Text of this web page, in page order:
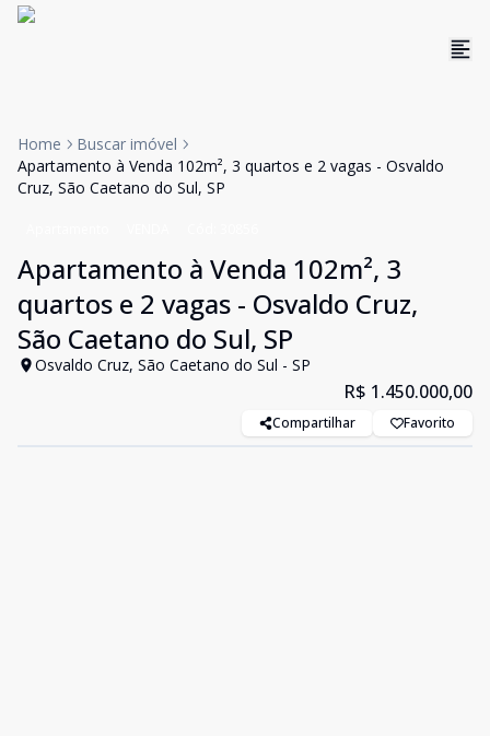
Home
Buscar imóvel
Apartamento à Venda 102m², 3 quartos e 2 vagas - Osvaldo
Cruz, São Caetano do Sul, SP
Apartamento à Venda 102m², 3
quartos e 2 vagas - Osvaldo Cruz,
São Caetano do Sul, SP
Osvaldo Cruz, São Caetano do Sul - SP
R$ 1.450.000,00
Compartilhar Favorito